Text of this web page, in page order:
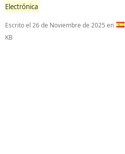
Electrónica
Escrito el 26 de Noviembre de 2025 en
KB